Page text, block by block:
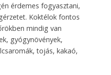
érdemes fogyasztani,
Koktélok fontos
mindig van
gyógynövények,
tojás, kakaó,